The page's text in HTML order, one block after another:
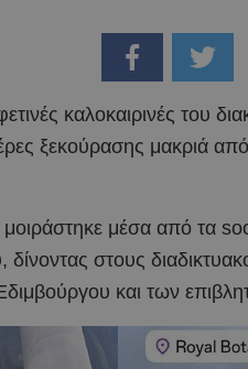
καλοκαιρινές του
ξεκούρασης μακριά από
μέσα από τα
δίνοντας στους
και των